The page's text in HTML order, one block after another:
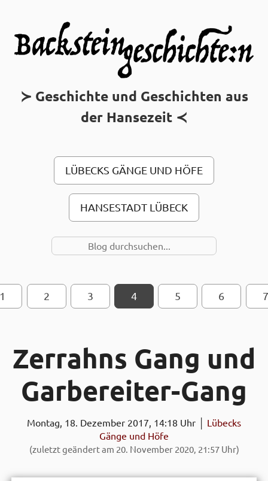
MAIN MENU
Geschichte und Geschichten aus
der Hansezeit
LÜBECKS GÄNGE UND HÖFE
HANSESTADT LÜBECK
SUCHE NACH…
SEITEN-NAVIGATION
1 2 3 4 5 6 7
Zerrahns Gang und
Gar­bereiter-Gang
Montag, 18. Dezember 2017, 14:18 Uhr │ Lübecks
Gänge und Höfe
(zuletzt geändert am 20. November 2020, 21:57 Uhr)